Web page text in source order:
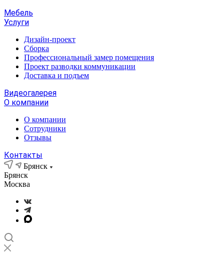
Мебель
Услуги
Дизайн-проект
Сборка
Профессиональный замер помещения
Проект разводки коммуникации
Доставка и подъем
Видеогалерея
О компании
О компании
Сотрудники
Отзывы
Контакты
Брянск
Брянск
Москва